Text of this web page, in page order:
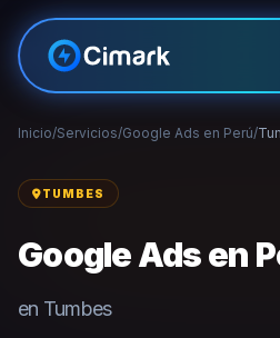
Inicio/Servicios/Google Ads en Perú/
TUMBES
Google Ads en
en Tumbes